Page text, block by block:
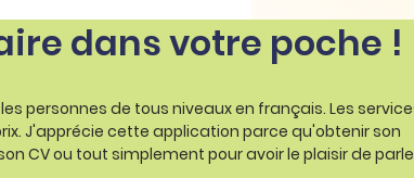
dans votre poche !
personnes de tous niveaux en français. Les
J'apprécie cette application parce qu'obtenir son
CV ou tout simplement pour avoir le plaisir de